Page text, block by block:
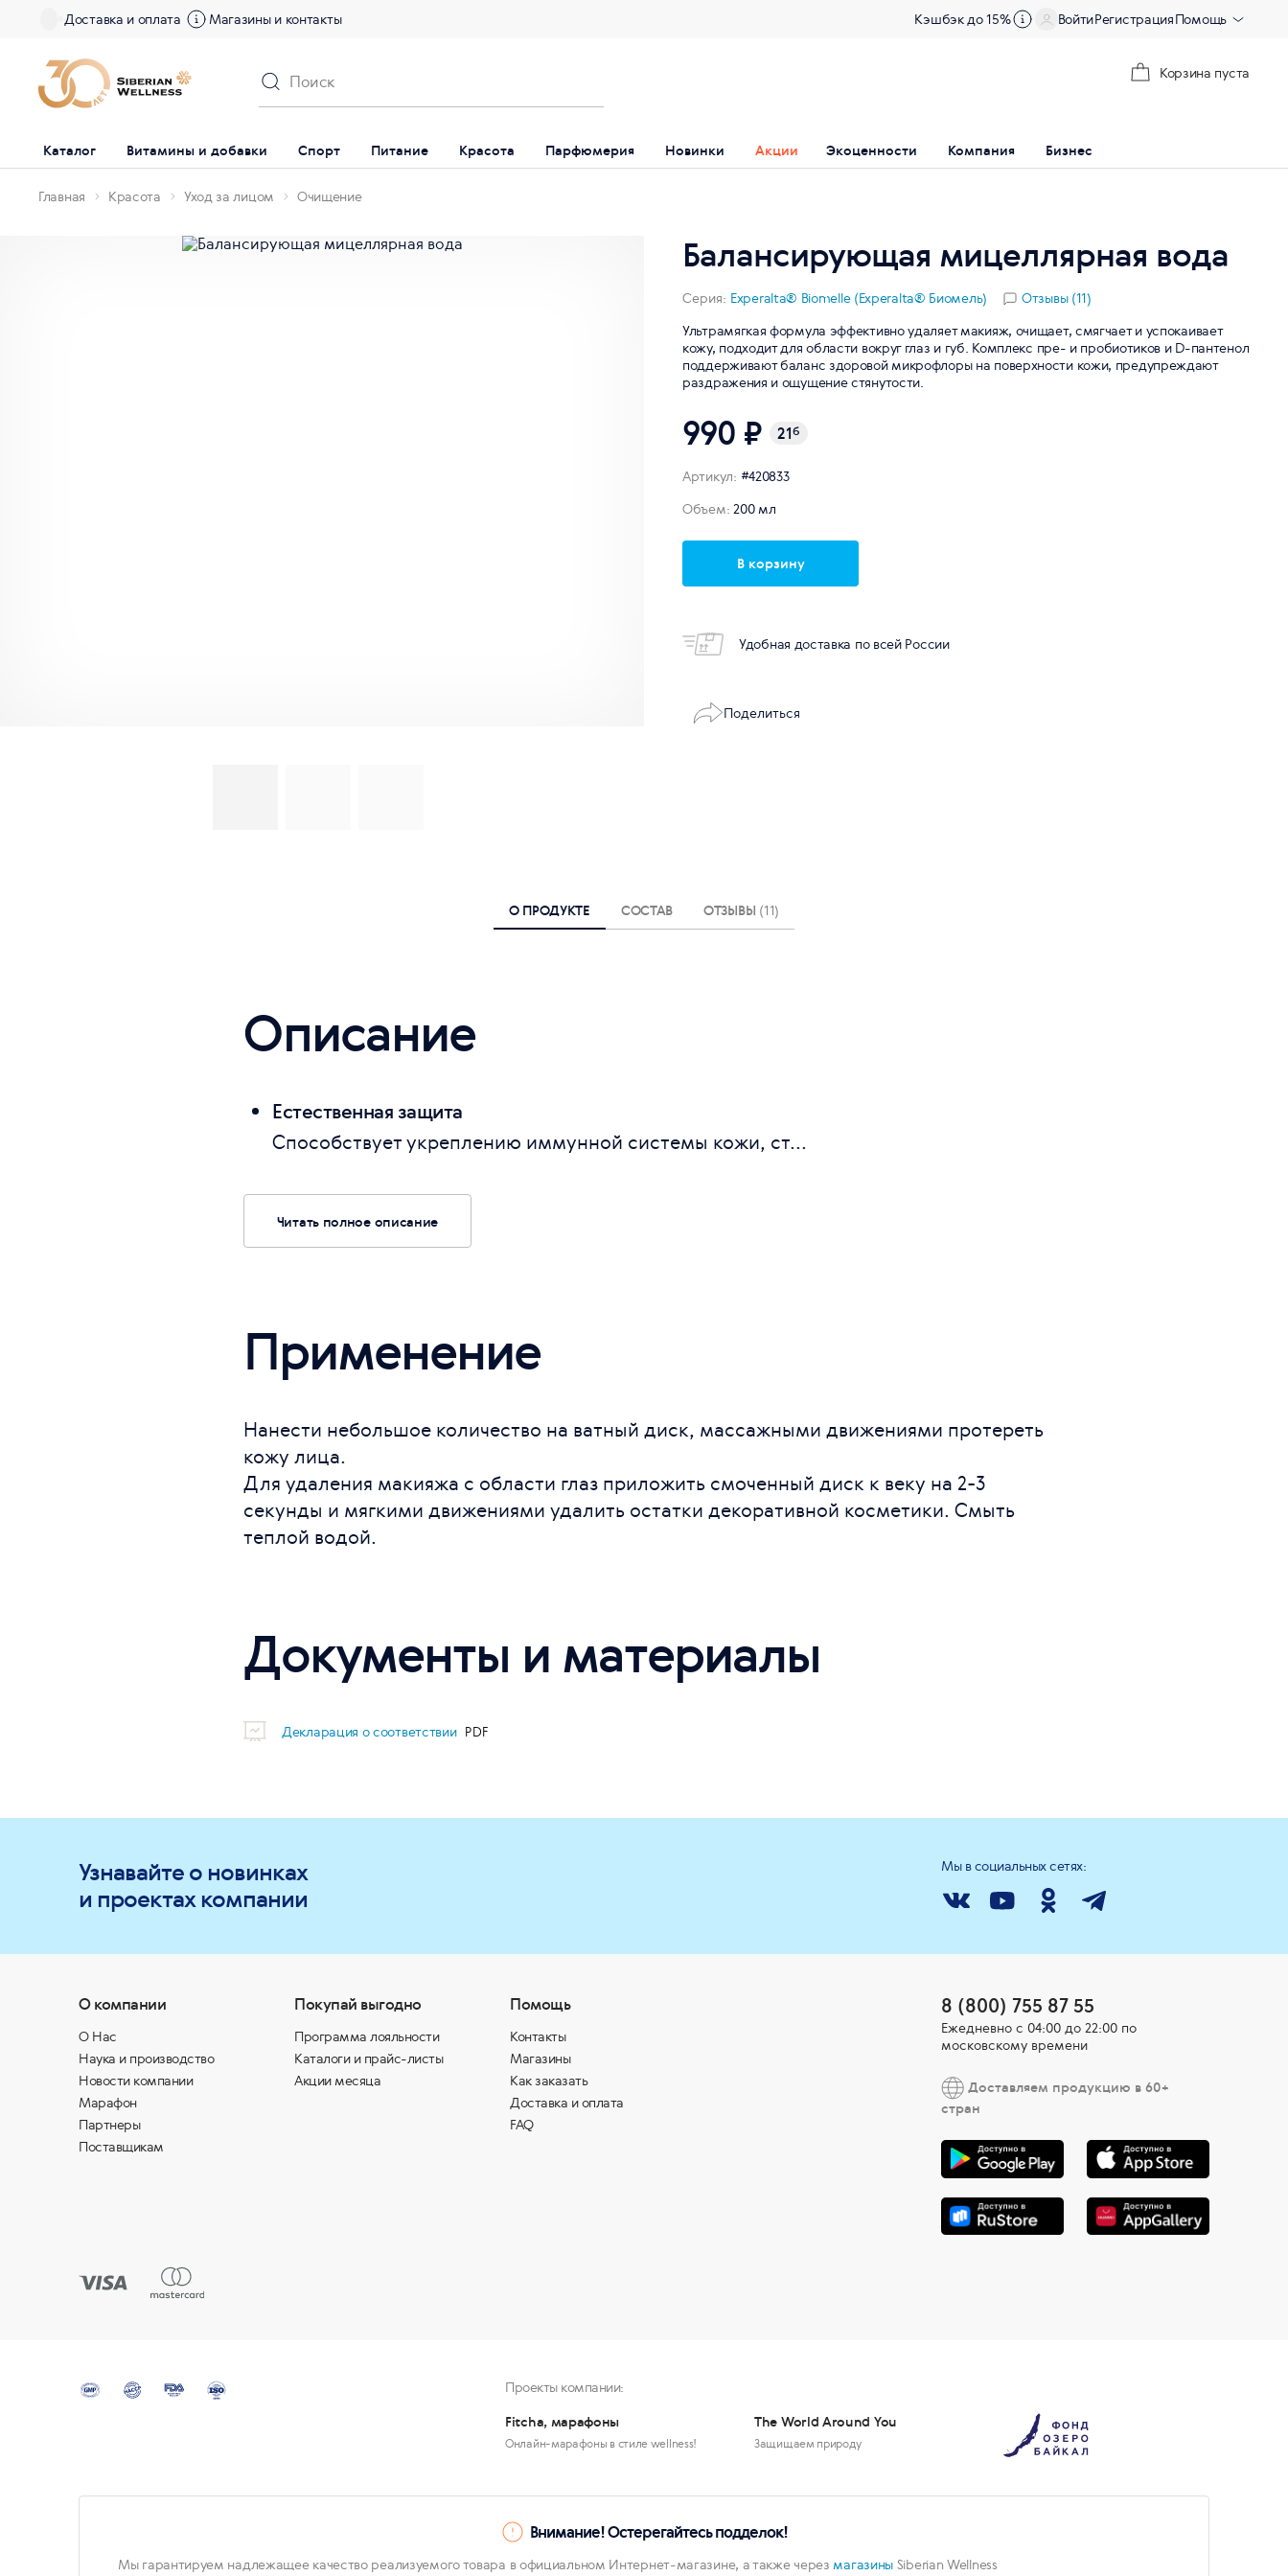
Доставка и оплата Магазины и контакты Кэшбэк до 15% ВойтиРегистрацияПомощь
Корзина пуста
Каталог Витамины и добавки Спорт Питание Красота Парфюмерия Новинки Акции Экоценности Компания Бизнес
Главная Красота Уход за лицом Очищение
Балансирующая мицеллярная вода
Серия: Experalta® Biomelle (Experalta® Биомель)
Отзывы (11)
Ультрамягкая формула эффективно удаляет макияж, очищает, смягчает и успокаивает
кожу, подходит для области вокруг глаз и губ. Комплекс пре- и пробиотиков и D-пантенол
поддерживают баланс здоровой микрофлоры на поверхности кожи, предупреждают
раздражения и ощущение стянутости.
990 ₽ 21б
Артикул: #420833
Объем: 200 мл
В корзину
Удобная доставка по всей России
Поделиться
О ПРОДУКТЕ СОСТАВ ОТЗЫВЫ (11)
Описание
Естественная защита
Способствует укреплению иммунной системы кожи, ст...
Читать полное описание
Применение
Нанести небольшое количество на ватный диск, массажными движениями протереть
кожу лица.
Для удаления макияжа с области глаз приложить смоченный диск к веку на 2-3
секунды и мягкими движениями удалить остатки декоративной косметики. Смыть
теплой водой.
Документы и материалы
Декларация о соответствии
Узнавайте о новинках
и проектах компании
Мы в социальных сетях:
О компании
О Нас
Наука и производство
Новости компании
Марафон
Партнеры
Поставщикам
Покупай выгодно
Программа лояльности
Каталоги и прайс-листы
Акции месяца
Помощь
Контакты
Магазины
Как заказать
Доставка и оплата
FAQ
8 (800) 755 87 55
Ежедневно c 04:00 до 22:00 по
московскому времени
Доставляем продукцию в 60+
стран
Проекты компании:
Fitcha, марафоны
Онлайн-марафоны в стиле wellness!
The World Around You
Защищаем природу
Внимание! Остерегайтесь подделок!
Мы гарантируем надлежащее качество реализуемого товара в официальном Интернет-магазине, а также черезмагазины Siberian Wellness